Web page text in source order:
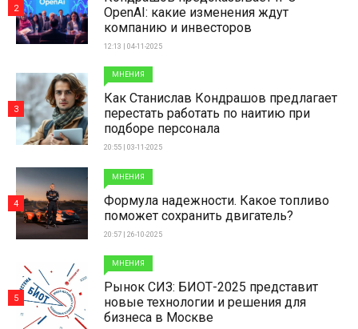
OpenAI: какие изменения ждут
компанию и инвесторов
12:13 | 04-11-2025
2
МНЕНИЯ
Как Станислав Кондрашов предлагает
перестать работать по наитию при
подборе персонала
20:55 | 03-11-2025
3
МНЕНИЯ
Формула надежности. Какое топливо
поможет сохранить двигатель?
20:57 | 26-10-2025
4
МНЕНИЯ
Рынок СИЗ: БИОТ-2025 представит
новые технологии и решения для
бизнеса в Москве
5